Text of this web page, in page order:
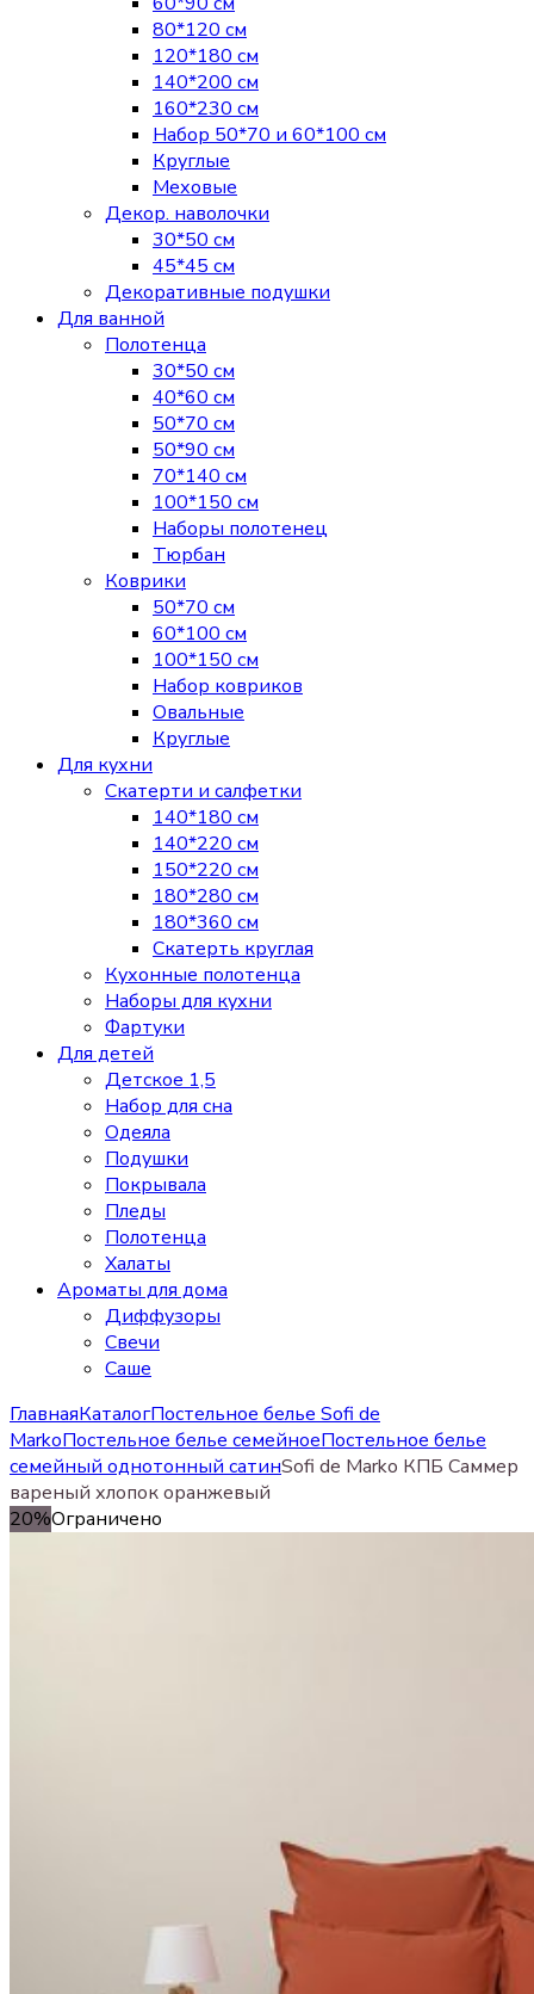
80*120 см
120*180 см
140*200 см
160*230 см
Набор 50*70 и 60*100 см
Круглые
Меховые
Декор. наволочки
30*50 см
45*45 см
Декоративные подушки
Для ванной
Полотенца
30*50 см
40*60 см
50*70 см
50*90 см
70*140 см
100*150 см
Наборы полотенец
Тюрбан
Коврики
50*70 см
60*100 см
100*150 см
Набор ковриков
Овальные
Круглые
Для кухни
Скатерти и салфетки
140*180 см
140*220 см
150*220 см
180*280 см
180*360 см
Скатерть круглая
Кухонные полотенца
Наборы для кухни
Фартуки
Для детей
Детское 1,5
Набор для сна
Одеяла
Подушки
Покрывала
Пледы
Полотенца
Халаты
Ароматы для дома
Диффузоры
Свечи
Cаше
ГлавнаяКаталогПостельное белье Sofi de
MarkoПостельное белье семейноеПостельное белье
семейный однотонный сатинSofi de Marko КПБ Саммер
вареный хлопок оранжевый
20%Ограничено